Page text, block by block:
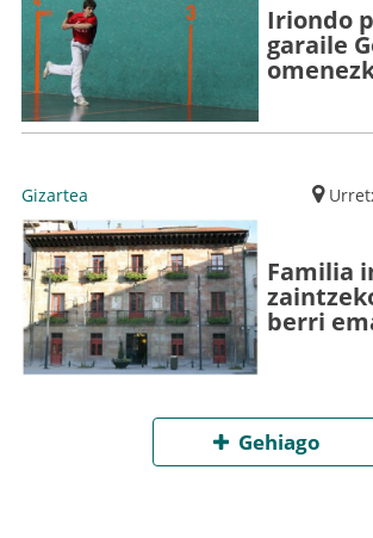
Iriondo
garaile
Gizartea
Familia
berri
Gehiago